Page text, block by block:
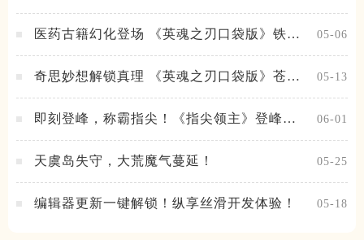
医药古籍幻化登场 《英魂之刃口袋版》铁扇
05-06
奇思妙想解锁真理 《英魂之刃口袋版》苍天
05-13
即刻登峰，称霸指尖！《指尖领主》登峰测
06-01
天虞岛失守，大荒魔气蔓延！ 05-25
编辑器更新一键解锁！纵享丝滑开发体验！ 05-18